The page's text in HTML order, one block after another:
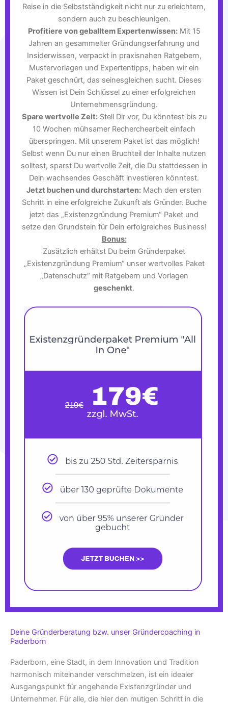
Reise in die Selbstständigkeit nicht nur zu erleichtern,
sondern auch zu beschleunigen.
Profitiere von geballtem Expertenwissen:Mit 15
Jahren an gesammelter Gründungserfahrung und
Insiderwissen, verpackt in praxisnahen Ratgebern,
Mustervorlagen und Expertentipps, haben wir ein
Paket geschnürt, das seinesgleichen sucht. Dieses
Wissen ist Dein Schlüssel zu einer erfolgreichen
Unternehmensgründung.
Spare wertvolle Zeit:Stell Dir vor, Du könntest bis zu
10 Wochen mühsamer Recherchearbeit einfach
überspringen. Mit unserem Paket ist das möglich!
Selbst wenn Du nur einen Bruchteil der Inhalte nutzen
solltest, sparst Du wertvolle Zeit, die Du stattdessen in
Dein wachsendes Geschäft investieren könntest.
Jetzt buchen und durchstarten: Mach den ersten
Schritt in eine erfolgreiche Zukunft als Gründer. Buche
jetzt das „Existenzgründung Premium“ Paket und
setze den Grundstein für Dein erfolgreiches Business!
Bonus:
Zusätzlich erhältst Du beim Gründerpaket
„Existenzgründung Premium“ unser wertvolles Paket
„Datenschutz“ mit Ratgebern und Vorlagen
geschenkt.
Deine Gründerberatung bzw. unser Gründercoaching in
Paderborn
Paderborn, eine Stadt, in dem Innovation und Tradition
harmonisch miteinander verschmelzen, ist ein idealer
Ausgangspunkt für angehende Existenzgründer und
Unternehmer. Für alle, die hier den mutigen Schritt in die